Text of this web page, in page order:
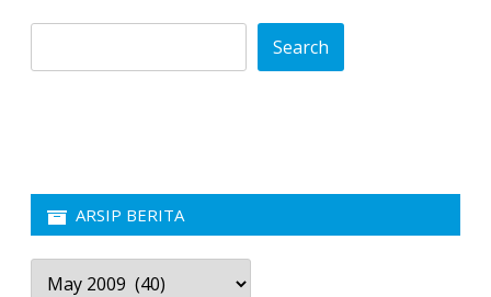
Search
ARSIP BERITA
Arsip
Berita